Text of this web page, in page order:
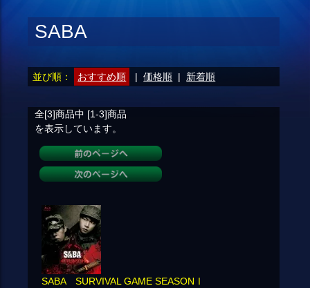
SABA
並び順： おすすめ順 |価格順 | 新着順
全[3]商品中 [1-3]商品
を表示しています。
SABA SURVIVAL GAME SEASONⅠ